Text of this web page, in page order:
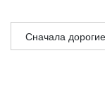
Сначала дорогие